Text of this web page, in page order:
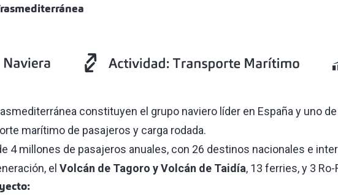
constituyen el grupo naviero líder en España y uno
marítimo de pasajeros y carga rodada.
4 millones de pasajeros anuales, con 26 destinos nacionales e
el Volcán de Tagoro y Volcán de Taidía, 13 ferries, y 3